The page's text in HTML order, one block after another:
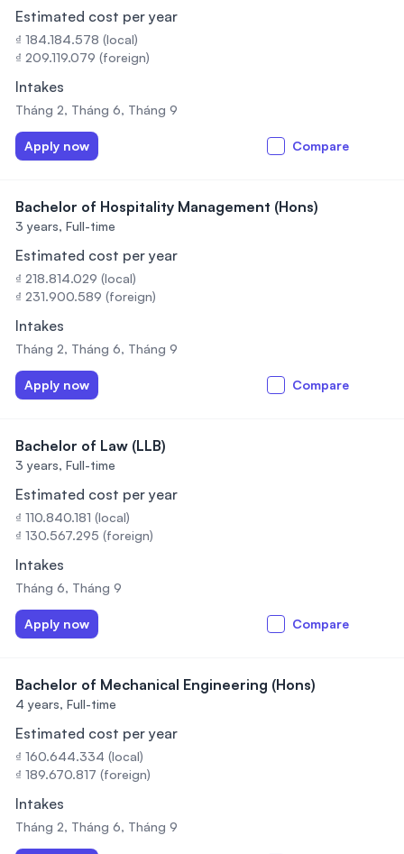
Estimated cost per year
₫ 184.184.578 (local)
₫ 209.119.079 (foreign)
Intakes
Tháng 2, Tháng 6, Tháng 9
Apply now Compare
Bachelor of Hospitality Management (Hons)
3 years, Full-time
Estimated cost per year
₫ 218.814.029 (local)
₫ 231.900.589 (foreign)
Intakes
Tháng 2, Tháng 6, Tháng 9
Apply now Compare
Bachelor of Law (LLB)
3 years, Full-time
Estimated cost per year
₫ 110.840.181 (local)
₫ 130.567.295 (foreign)
Intakes
Tháng 6, Tháng 9
Apply now Compare
Bachelor of Mechanical Engineering (Hons)
4 years, Full-time
Estimated cost per year
₫ 160.644.334 (local)
₫ 189.670.817 (foreign)
Intakes
Tháng 2, Tháng 6, Tháng 9